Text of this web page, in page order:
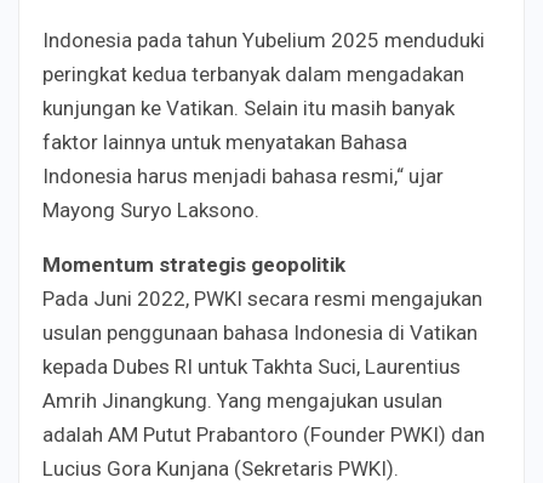
Indonesia pada tahun Yubelium 2025 menduduki
peringkat kedua terbanyak dalam mengadakan
kunjungan ke Vatikan. Selain itu masih banyak
faktor lainnya untuk menyatakan Bahasa
Indonesia harus menjadi bahasa resmi,“ ujar
Mayong Suryo Laksono.
Momentum strategis geopolitik
Pada Juni 2022, PWKI secara resmi mengajukan
usulan penggunaan bahasa Indonesia di Vatikan
kepada Dubes RI untuk Takhta Suci, Laurentius
Amrih Jinangkung. Yang mengajukan usulan
adalah AM Putut Prabantoro (Founder PWKI) dan
Lucius Gora Kunjana (Sekretaris PWKI).